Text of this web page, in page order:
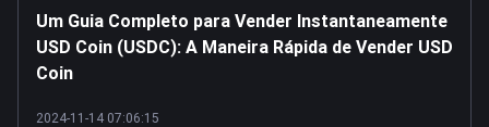
Um Guia Completo para Vender Instantaneamente
USD Coin (USDC): A Maneira Rápida de Vender USD
Coin
2024-11-14 07:06:15